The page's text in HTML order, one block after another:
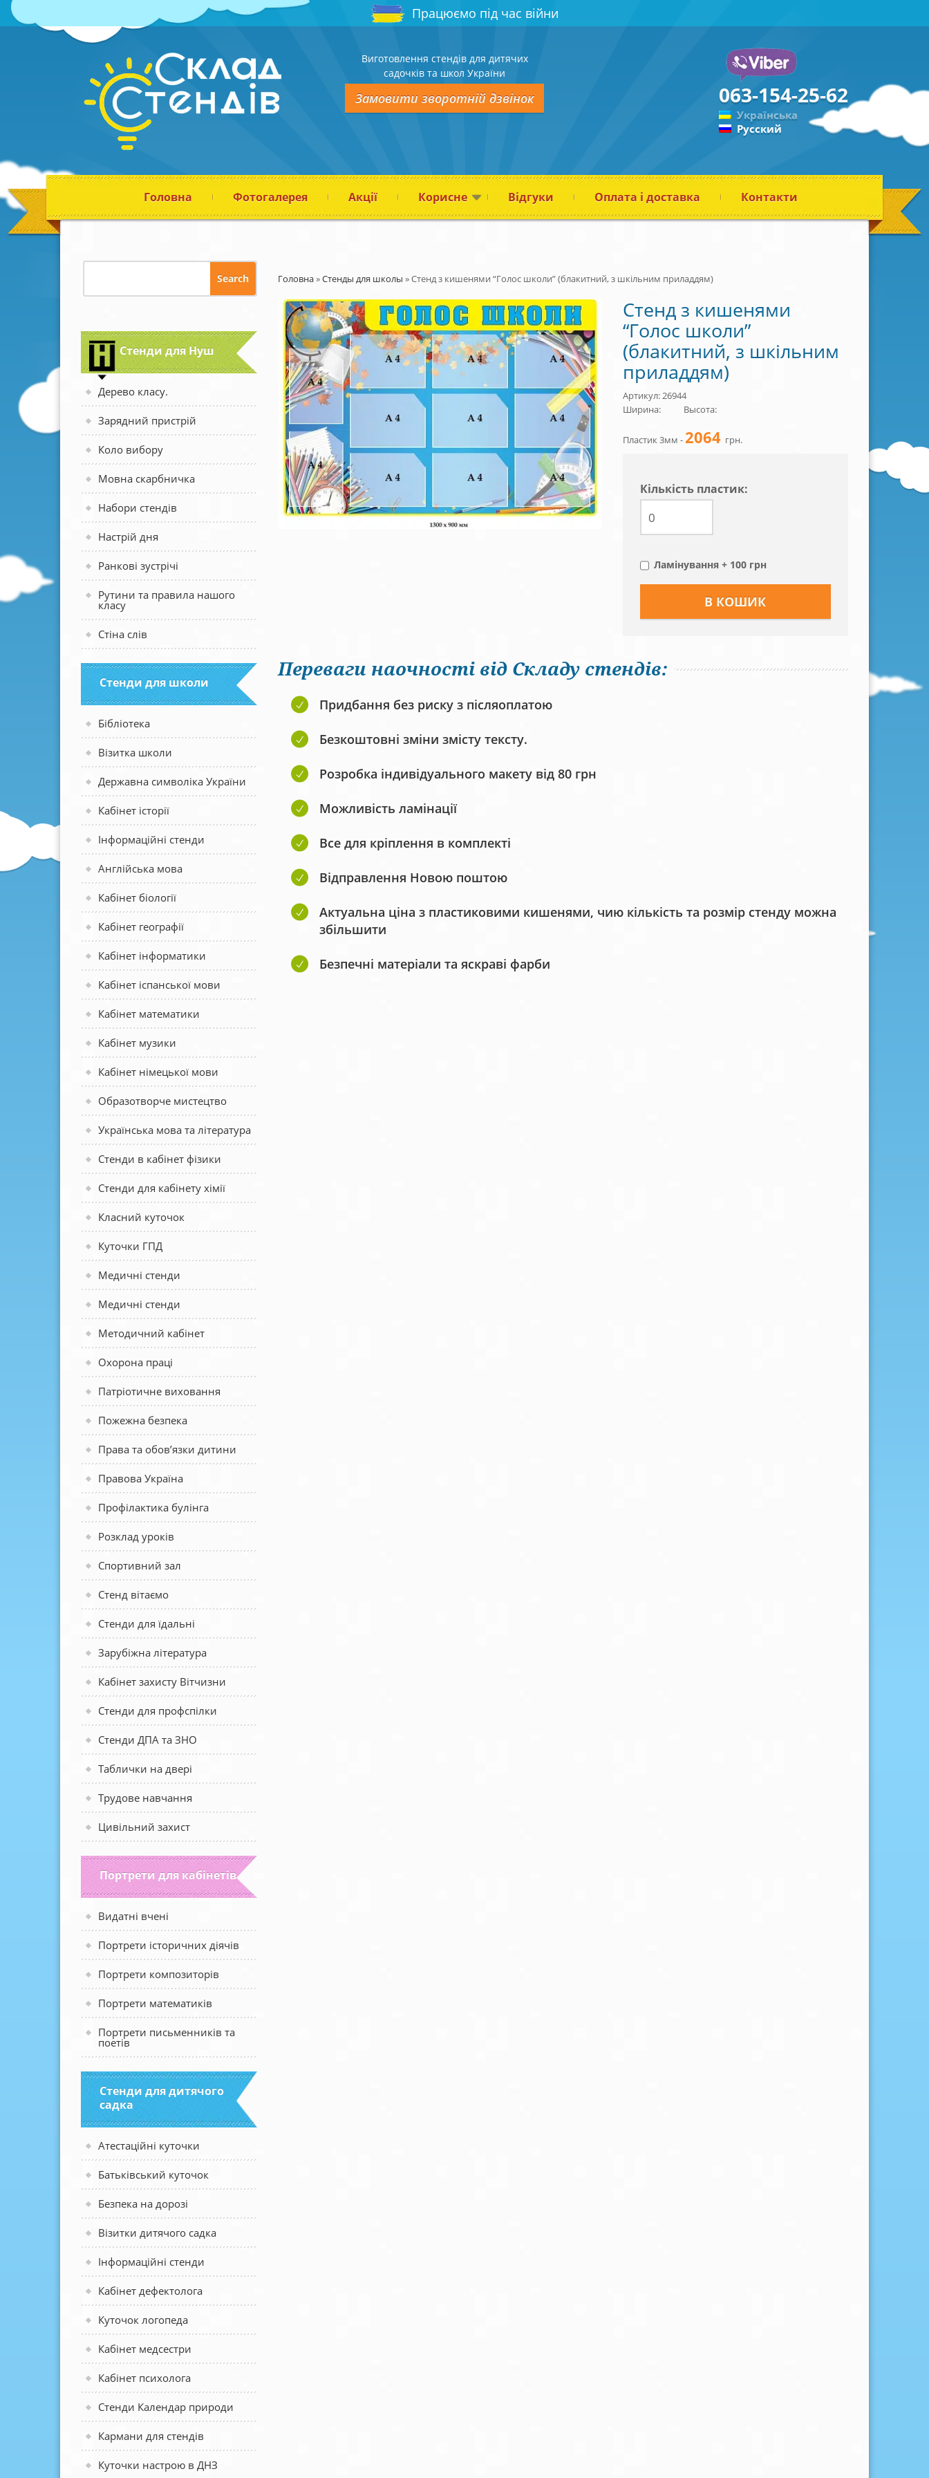
Працюємо під час війни
Виготовлення стендів для дитячих
садочків та школ України
Замовити зворотній дзвінок 063-154-25-62
Українська
Русский
Головна Фотогалерея Акції Корисне Відгуки Оплата і доставка Контакти
Стенди для Нуш
Дерево класу.
Зарядний пристрій
Коло вибору
Мовна скарбничка
Набори стендів
Настрій дня
Ранкові зустрічі
Рутини та правила нашого
класу
Стіна слів
Стенди для школи
Бібліотека
Візитка школи
Державна символіка України
Кабінет історії
Інформаційні стенди
Англійська мова
Кабінет біології
Кабінет географії
Кабінет інформатики
Кабінет іспанської мови
Кабінет математики
Кабінет музики
Кабінет німецької мови
Образотворче мистецтво
Українська мова та література
Стенди в кабінет фізики
Стенди для кабінету хімії
Класний куточок
Куточки ГПД
Медичні стенди
Медичні стенди
Методичний кабінет
Охорона праці
Патріотичне виховання
Пожежна безпека
Права та обов’язки дитини
Правова Україна
Профілактика булінга
Розклад уроків
Спортивний зал
Стенд вітаємо
Стенди для їдальні
Зарубіжна література
Кабінет захисту Вітчизни
Стенди для профспілки
Стенди ДПА та ЗНО
Таблички на двері
Трудове навчання
Цивільний захист
Портрети для кабінетів
Видатні вчені
Портрети історичних діячів
Портрети композиторів
Портрети математиків
Портрети письменників та
поетів
Стенди для дитячого
садка
Атестаційні куточки
Батьківський куточок
Безпека на дорозі
Візитки дитячого садка
Інформаційні стенди
Кабінет дефектолога
Куточок логопеда
Кабінет медсестри
Кабінет психолога
Стенди Календар природи
Кармани для стендів
Куточки настрою в ДНЗ
Головна»Стенды для школы »Стенд з кишенями “Голос школи” (блакитний, з шкільним приладдям)
Стенд з кишенями
“Голос школи”
(блакитний, з шкільним
приладдям)
Артикул: 26944
Ширина:
Высота:
Пластик 3мм -2064 грн.
Кiлькiсть пластик:
Ламінування + 100 грн
Переваги наочності від Складу стендів:
Придбання без риску з післяоплатою
Безкоштовні зміни змісту тексту.
Розробка індивідуального макету від 80 грн
Можливість ламінації
Все для кріплення в комплекті
Відправлення Новою поштою
Актуальна ціна з пластиковими кишенями, чию кількість та розмір стенду можна
збільшити
Безпечні матеріали та яскраві фарби